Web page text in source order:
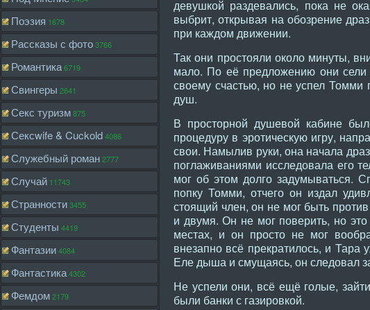
Поэзия 1678
Рассказы с фото3766
Романтика6719
Свингеры 2641
Секс туризм875
Сексwife & Cuckold4086
Служебный роман2777
Случай 11743
Странности3455
Студенты 4419
Фантазии4084
Фантастика4302
Фемдом2179
девушкой раздевались, пока не
выбрит, открывая на обозрение
при каждом движении.
Так они простояли около минуты,
мало. По её предложению они сели
своему счастью, но не успел Томми
душ.
В просторной душевой кабине
процедуру в эротическую игру,
свои. Намылив руки, она начала
поглаживаниями исследовала его
мог об этом долго задумываться.
попку Томми, отчего он издал
стоящий член, он не мог быть
и двумя. Он не мог поверить, но
местах, и он просто не мог
внезапно всё прекратилось, и
Еле дыша и смущаясь, он следовал
Не успели они, всё ещё голые,
были банки с газировкой.